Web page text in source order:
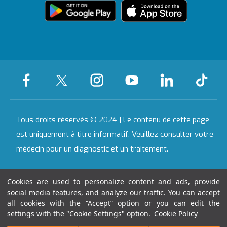
Cookies are used to personalize content and ads, provide
social media features, and analyze our traffic. You can accept
all cookies with the “Accept” option or you can edit the
settings with the "Cookie Settings" option. Cookie Policy
Établissements
partenaires
Communication
Tous droits réservés © 2024 | Le contenu de cette page
est uniquement à titre informatif. Veuillez consulter votre
médecin pour un diagnostic et un traitement.
17:30:01